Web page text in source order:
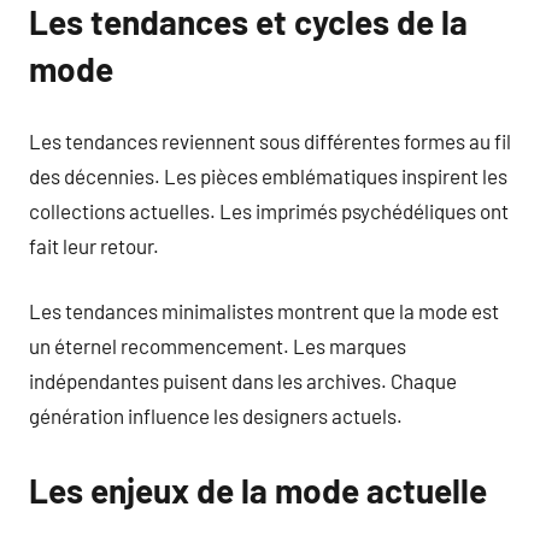
Les tendances et cycles de la
mode
Les tendances reviennent sous différentes formes au fil
des décennies. Les pièces emblématiques inspirent les
collections actuelles. Les imprimés psychédéliques ont
fait leur retour.
Les tendances minimalistes montrent que la mode est
un éternel recommencement. Les marques
indépendantes puisent dans les archives. Chaque
génération influence les designers actuels.
Les enjeux de la mode actuelle